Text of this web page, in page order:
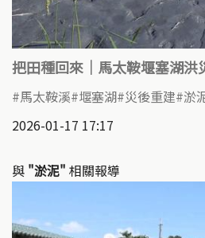
把田種回來｜馬太鞍堰塞湖洪
馬太鞍溪 堰塞湖 災後重建 淤
2026-01-17 17:17
與 "淤泥" 相關報導